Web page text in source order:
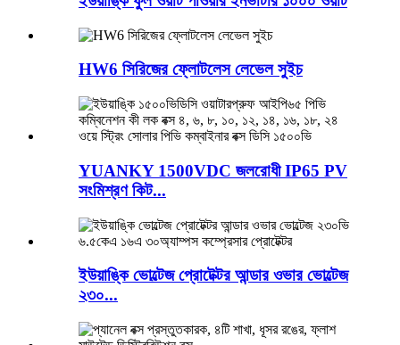
HW6 সিরিজের ফ্লোটলেস লেভেল সুইচ
YUANKY 1500VDC জলরোধী IP65 PV
সংমিশ্রণ কিট...
ইউয়াঙ্কি ভোল্টেজ প্রোটেক্টর আন্ডার ওভার ভোল্টেজ
২৩০...